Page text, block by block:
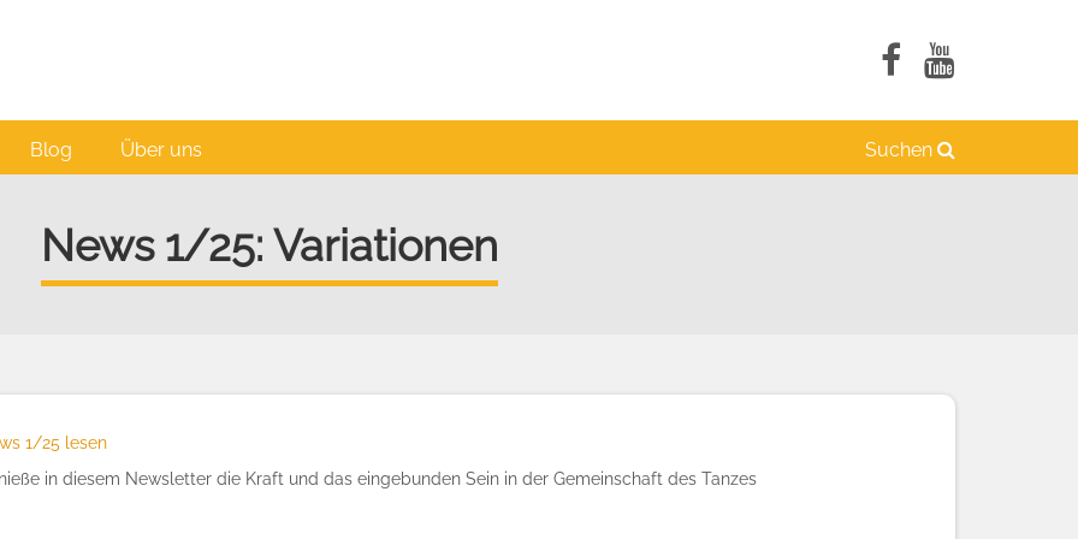
Blog Über uns Suchen
News 1/25: Variationen
1/25 lesen
in diesem Newsletter die Kraft und das eingebunden Sein in der Gemeinschaft des Tanzes